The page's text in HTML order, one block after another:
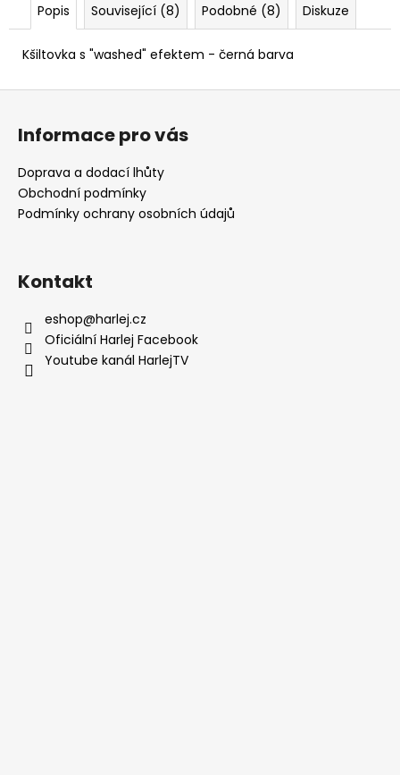
Popis Související (8) Podobné (8) Diskuze
Kšiltovka s "washed" efektem - černá barva
e
m
ZAPALOVAČ
Kč
Z
Informace pro vás
Doprava a dodací lhůty
Obchodní podmínky
Podmínky ochrany osobních údajů
Kontakt
eshop@harlej.cz
Oficiální Harlej Facebook
Youtube kanál HarlejTV